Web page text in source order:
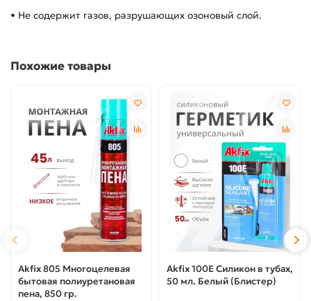
• Не содержит газов, разрушающих озоновый слой.
Похожие товары
Akfix 805 Многоцелевая
бытовая полиуретановая
пена, 850 гр.
Akfix 100E Силикон в тубах,
50 мл. Белый (Блистер)